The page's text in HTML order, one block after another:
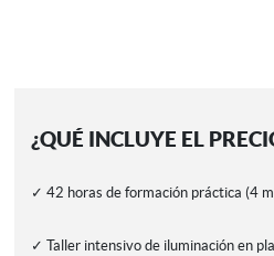
¿QUÉ INCLUYE EL
✓ 42 horas de formación práctica (4
✓ Taller intensivo de iluminación en